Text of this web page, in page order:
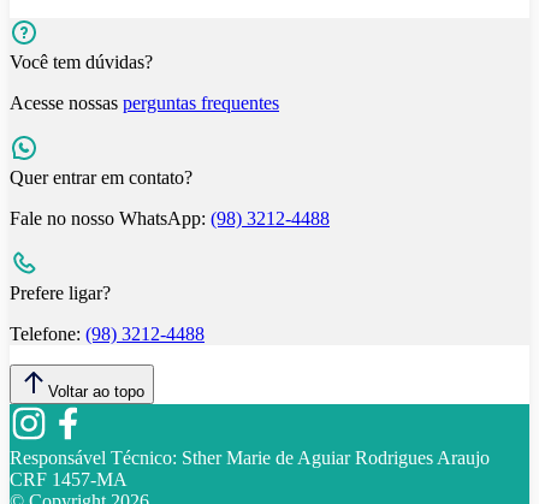
Você tem dúvidas?
Acesse nossas perguntas frequentes
Quer entrar em contato?
Fale no nosso WhatsApp: (98) 3212-4488
Prefere ligar?
Telefone: (98) 3212-4488
Voltar ao topo
Responsável Técnico: Sther Marie de Aguiar Rodrigues Araujo
CRF 1457-MA